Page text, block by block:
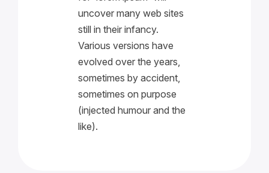
uncover many web sites
still in their infancy.
Various versions have
evolved over the years,
sometimes by accident,
sometimes on purpose
(injected humour and the
like).